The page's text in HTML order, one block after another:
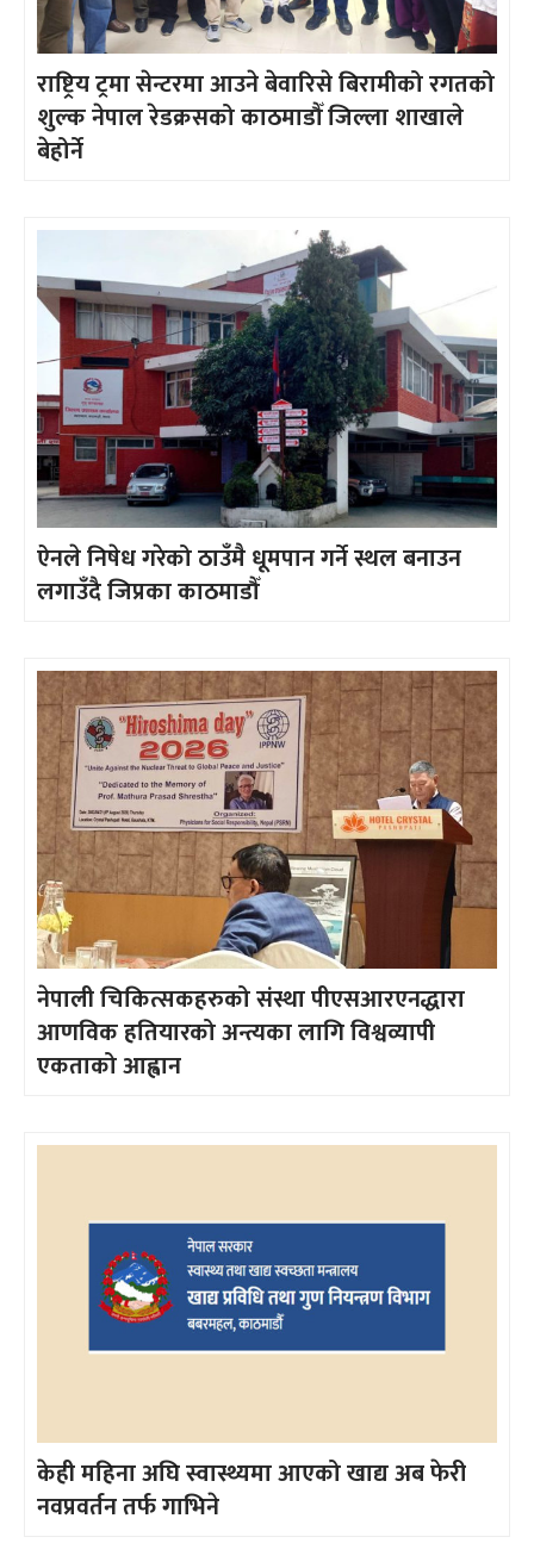
राष्ट्रिय ट्रमा सेन्टरमा आउने बेवारिसे बिरामीको रगतको
शुल्क नेपाल रेडक्रसको काठमाडौँ जिल्ला शाखाले
बेहोर्ने
ऐनले निषेध गरेको ठाउँमै धूमपान गर्ने स्थल बनाउन
लगाउँदै जिप्रका काठमाडौँ
नेपाली चिकित्सकहरुको संस्था पीएसआरएनद्धारा
आणविक हतियारको अन्त्यका लागि विश्वव्यापी
एकताको आह्वान
केही महिना अघि स्वास्थ्यमा आएको खाद्य अब फेरी
नवप्रवर्तन तर्फ गाभिने